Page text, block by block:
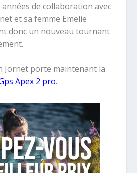
de collaboration avec
et sa femme Emelie
donc un nouveau tournant
Jornet porte maintenant la
Apex 2 pro.